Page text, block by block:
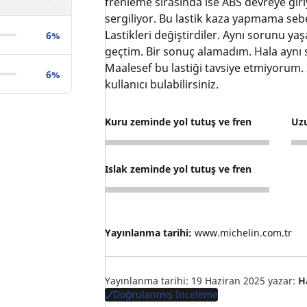
6%
6%
sergiliyor. Bu lastik kaza yapmama
Lastikleri değiştirdiler. Aynı sorunu
geçtim. Bir sonuç alamadım. Hala
Maalesef bu lastiği tavsiye
kullanıcı bulabilirsiniz.
Kuru zeminde yol tutuş ve fren
1 4
Islak zeminde yol tutuş ve fren
5
Yayınlanma tarihi: www.michelin.com.tr
Yayınlanma tarihi: 19 Haziran 2025 yazar:
Doğrulanmış İnceleme